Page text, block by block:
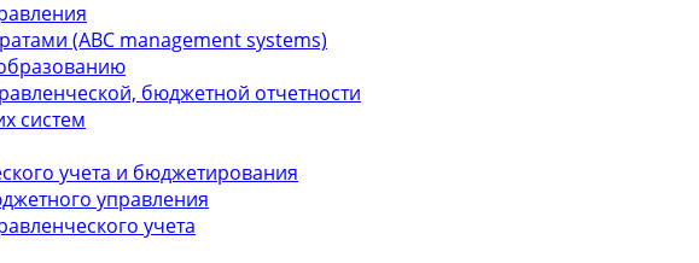
(АBC management systems)
бюджетной отчетности
систем
учета и бюджетирования
управления
учета